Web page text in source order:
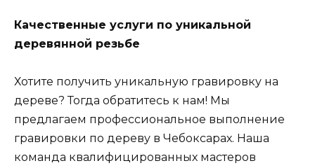
Качественные услуги по уникальной
деревянной резьбе
Хотите получить уникальную гравировку на
дереве? Тогда обратитесь к нам! Мы
предлагаем профессиональное выполнение
гравировки по дереву в Чебоксарах. Наша
команда квалифицированных мастеров